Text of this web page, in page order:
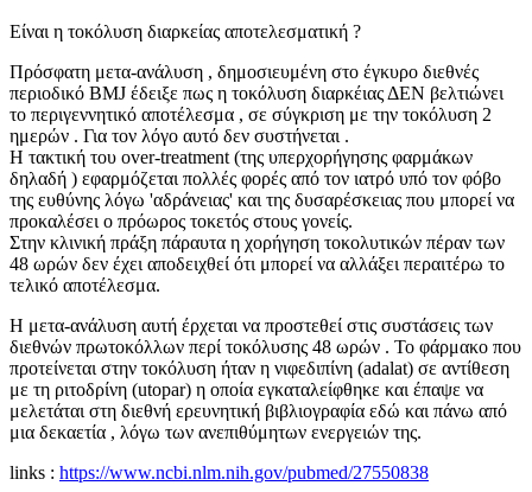
Είναι η τοκόλυση διαρκείας αποτελεσματική ?
Πρόσφατη μετα-ανάλυση , δημοσιευμένη στο έγκυρο διεθνές
περιοδικό BMJ έδειξε πως η τοκόλυση διαρκέιας ΔΕΝ βελτιώνει
το περιγεννητικό αποτέλεσμα , σε σύγκριση με την τοκόλυση 2
ημερών . Για τον λόγο αυτό δεν συστήνεται .
Η τακτική του over-treatment (της υπερχορήγησης φαρμάκων
δηλαδή ) εφαρμόζεται πολλές φορές από τον ιατρό υπό τον φόβο
της ευθύνης λόγω 'αδράνειας' και της δυσαρέσκειας που μπορεί να
προκαλέσει ο πρόωρος τοκετός στους γονείς.
Στην κλινική πράξη πάραυτα η χορήγηση τοκολυτικών πέραν των
48 ωρών δεν έχει αποδειχθεί ότι μπορεί να αλλάξει περαιτέρω το
τελικό αποτέλεσμα.
Η μετα-ανάλυση αυτή έρχεται να προστεθεί στις συστάσεις των
διεθνών πρωτοκόλλων περί τοκόλυσης 48 ωρών . Το φάρμακο που
προτείνεται στην τοκόλυση ήταν η νιφεδιπίνη (adalat) σε αντίθεση
με τη ριτοδρίνη (utopar) η οποία εγκαταλείφθηκε και έπαψε να
μελετάται στη διεθνή ερευνητική βιβλιογραφία εδώ και πάνω από
μια δεκαετία , λόγω των ανεπιθύμητων ενεργειών της.
links : https://www.ncbi.nlm.nih.gov/pubmed/27550838